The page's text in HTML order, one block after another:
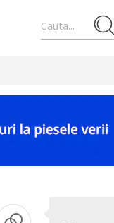
Cauta...